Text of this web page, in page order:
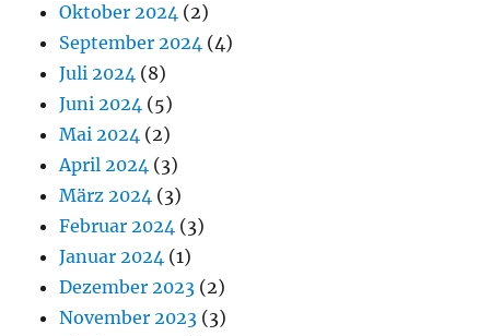
Oktober 2024 (2)
September 2024 (4)
Juli 2024 (8)
Juni 2024 (5)
Mai 2024 (2)
April 2024 (3)
März 2024 (3)
Februar 2024 (3)
Januar 2024 (1)
Dezember 2023 (2)
November 2023 (3)